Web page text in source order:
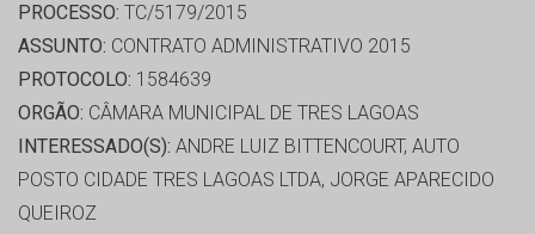
PROCESSO: TC/5179/2015
ASSUNTO: CONTRATO ADMINISTRATIVO 2015
PROTOCOLO: 1584639
ORGÃO: CÂMARA MUNICIPAL DE TRES LAGOAS
INTERESSADO(S): ANDRE LUIZ BITTENCOURT, AUTO
POSTO CIDADE TRES LAGOAS LTDA, JORGE APARECIDO
QUEIROZ